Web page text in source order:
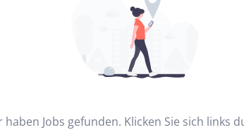
haben Jobs gefunden. Klicken Sie sich links